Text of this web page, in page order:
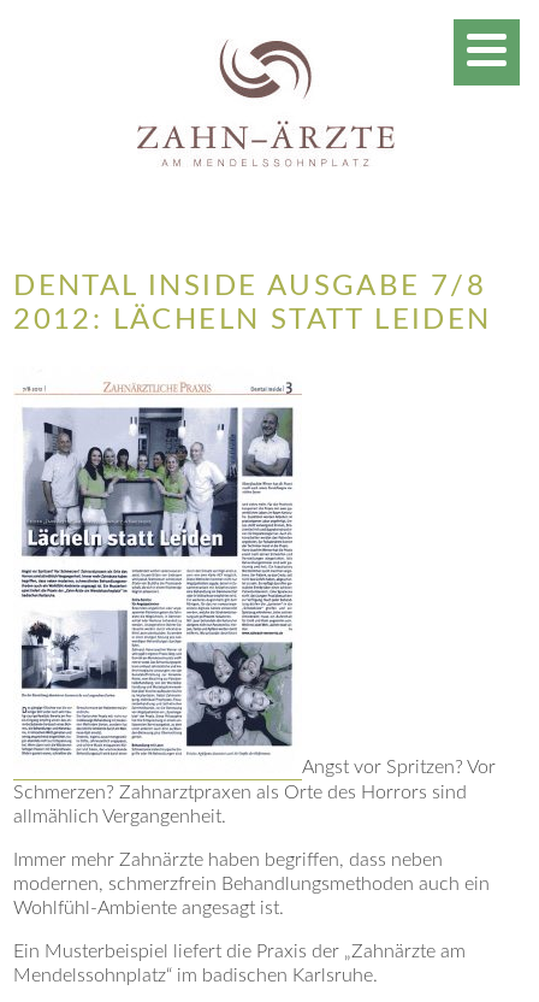
DENTAL INSIDE AUSGABE 7/8
2012: LÄCHELN STATT LEIDEN
Angst vor Spritzen? Vor
Schmerzen? Zahnarztpraxen als Orte des Horrors sind
allmählich Vergangenheit.
Immer mehr Zahnärzte haben begriffen, dass neben
modernen, schmerzfrein Behandlungsmethoden auch ein
Wohlfühl-Ambiente angesagt ist.
Ein Musterbeispiel liefert die Praxis der „Zahnärzte am
Mendelssohnplatz“ im badischen Karlsruhe.